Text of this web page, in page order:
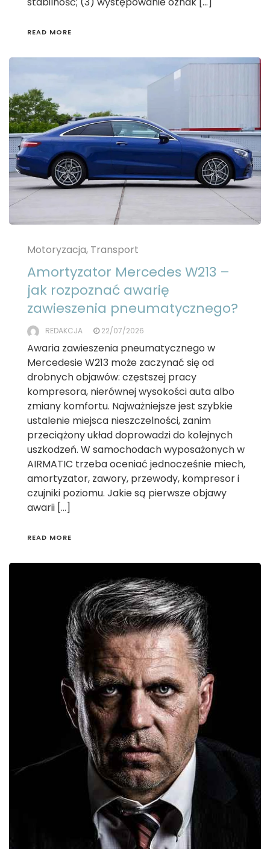
READ MORE
Motoryzacja, Transport
Amortyzator Mercedes W213 –
jak rozpoznać awarię
zawieszenia pneumatycznego?
REDAKCJA 22/07/2026
Awaria zawieszenia pneumatycznego w
Mercedesie W213 może zaczynać się od
drobnych objawów: częstszej pracy
kompresora, nierównej wysokości auta albo
zmiany komfortu. Najważniejsze jest szybkie
ustalenie miejsca nieszczelności, zanim
przeciążony układ doprowadzi do kolejnych
uszkodzeń. W samochodach wyposażonych w
AIRMATIC trzeba oceniać jednocześnie miech,
amortyzator, zawory, przewody, kompresor i
czujniki poziomu. Jakie są pierwsze objawy
awarii […]
READ MORE